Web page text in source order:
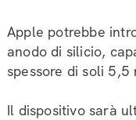
Apple potrebbe
anodo di silicio,
spessore di soli 5,5
Il dispositivo sarà